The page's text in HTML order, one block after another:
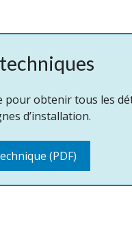
pour obtenir tous les
d’installation.
(PDF)